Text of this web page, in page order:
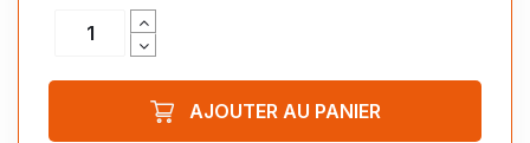
AJOUTER AU PANIER